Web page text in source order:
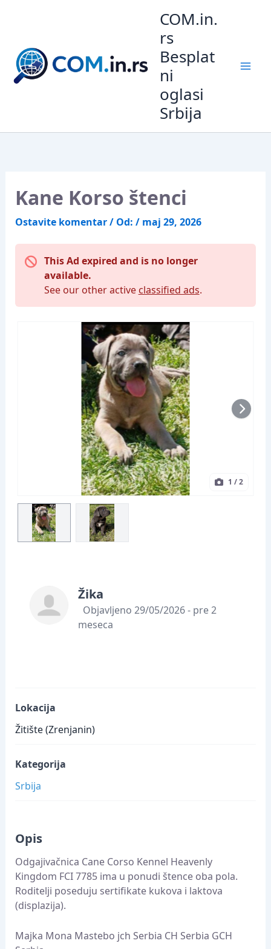
COM.in.
rs
Besplat
ni
oglasi
Srbija
Kane Korso štenci
Ostavite komentar/ Od: / maj 29, 2026
This Ad expired and is no longer
available.
See our other active classified ads.
1 / 2
Žika
Objavljeno 29/05/2026 - pre 2
meseca
Lokacija
Žitište (Zrenjanin)
Kategorija
Srbija
Opis
Odgajivačnica Cane Corso Kennel Heavenly
Kingdom FCI 7785 ima u ponudi štence oba pola.
Roditelji poseduju sertifikate kukova i laktova
(displazija).
Majka Mona Mastebo jch Serbia CH Serbia GCH